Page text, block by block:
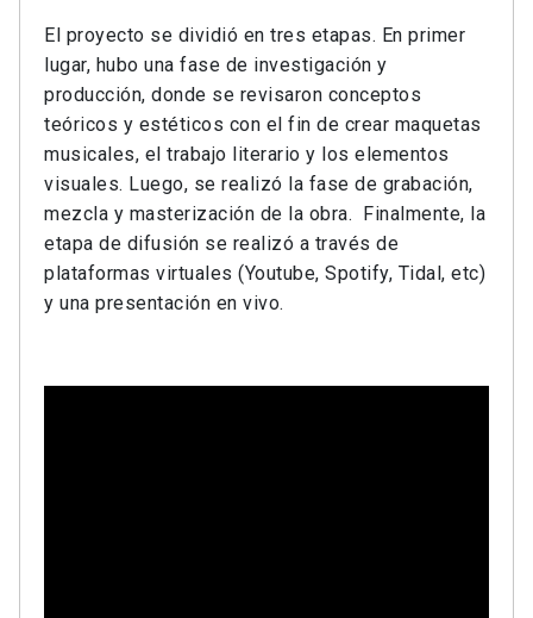
El proyecto se dividió en tres etapas. En primer
lugar, hubo una fase de investigación y
producción, donde se revisaron conceptos
teóricos y estéticos con el fin de crear maquetas
musicales, el trabajo literario y los elementos
visuales. Luego, se realizó la fase de grabación,
mezcla y masterización de la obra. Finalmente, la
etapa de difusión se realizó a través de
plataformas virtuales (Youtube, Spotify, Tidal, etc)
y una presentación en vivo.